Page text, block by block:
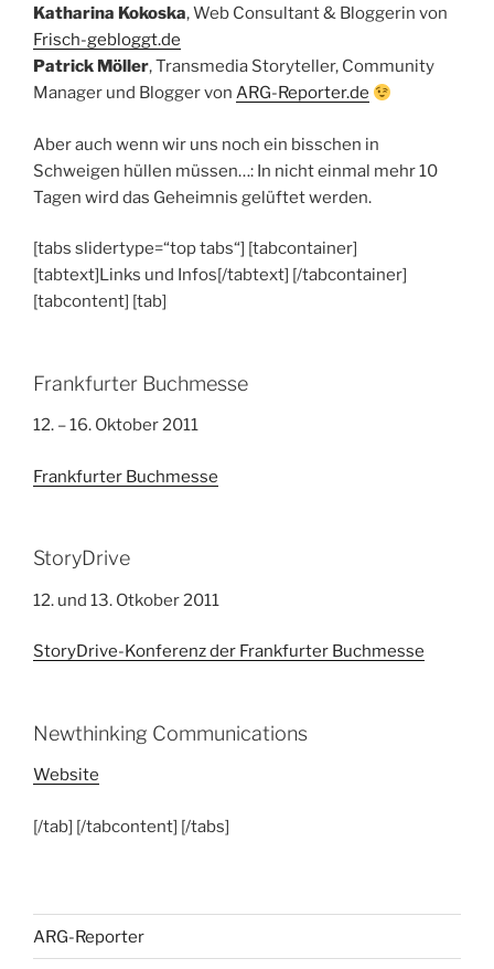
Katharina Kokoska, Web Consultant & Bloggerin von
Frisch-gebloggt.de
Patrick Möller, Transmedia Storyteller, Community
Manager und Blogger von ARG-Reporter.de
Aber auch wenn wir uns noch ein bisschen in
Schweigen hüllen müssen…: In nicht einmal mehr 10
Tagen wird das Geheimnis gelüftet werden.
[tabs slidertype=“top tabs“] [tabcontainer]
[tabtext]Links und Infos[/tabtext] [/tabcontainer]
[tabcontent] [tab]
Frankfurter Buchmesse
12. – 16. Oktober 2011
Frankfurter Buchmesse
StoryDrive
12. und 13. Otkober 2011
StoryDrive-Konferenz der Frankfurter Buchmesse
Newthinking Communications
Website
[/tab] [/tabcontent] [/tabs]
ARG-Reporter